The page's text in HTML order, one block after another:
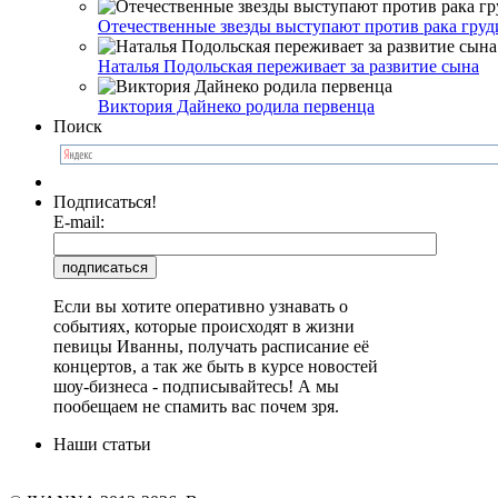
Отечественные звезды выступают против рака
Наталья Подольская переживает за развитие сына
Виктория Дайнеко родила первенца
Поиск
Подписаться!
E-mail:
Если вы хотите оперативно узнавать о
событиях, которые происходят в жизни
певицы Иванны, получать расписание её
концертов, а так же быть в курсе новостей
шоу-бизнеса - подписывайтесь! А мы
пообещаем не спамить вас почем зря.
Наши статьи